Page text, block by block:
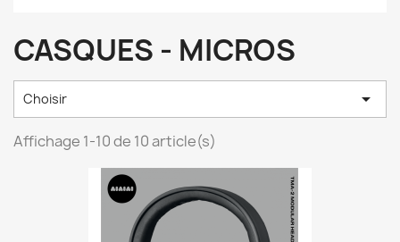
CASQUES - MICROS
Choisir 
Affichage 1-10 de 10 article(s)